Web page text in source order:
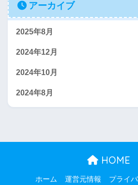
アーカイブ
2025年8月
2024年12月
2024年10月
2024年8月
HOME
ホーム 運営元情報 プライ